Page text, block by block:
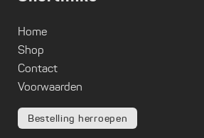
Home
Shop
Contact
Voorwaarden
Bestelling herroepen